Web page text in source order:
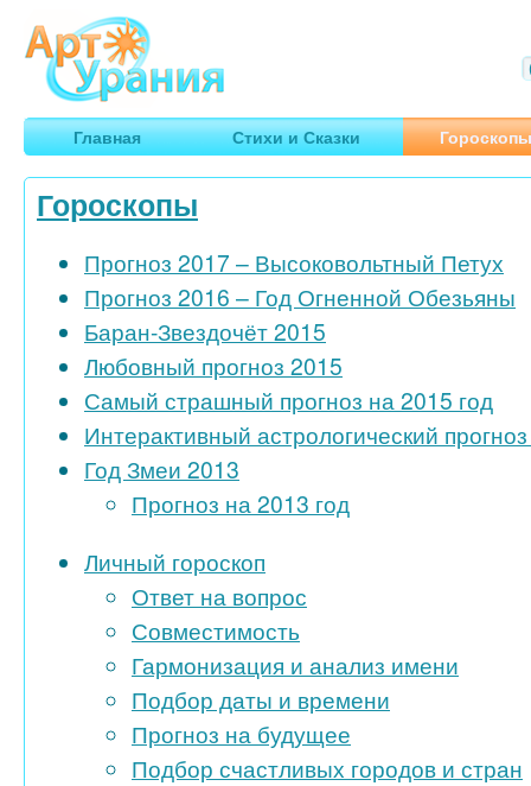
АртУрания
Умные гороскопы, творчество, путешествия
Главная Стихи и Сказки Гороскопы
Гороскопы
Прогноз 2017 – Высоковольтный Петух
Прогноз 2016 – Год Огненной Обезьяны
Баран-Звездочёт 2015
Любовный прогноз 2015
Самый страшный прогноз на 2015 год
Интерактивный астрологический
Год Змеи 2013
Прогноз на 2013 год
Личный гороскоп
Ответ на вопрос
Совместимость
Гармонизация и анализ имени
Подбор даты и времени
Прогноз на будущее
Подбор счастливых городов и стран